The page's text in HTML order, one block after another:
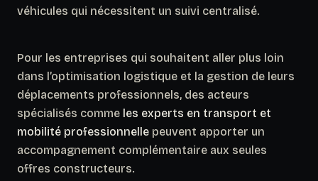
véhicules qui nécessitent un suivi centralisé.
Pour les entreprises qui souhaitent aller plus loin
dans l’optimisation logistique et la gestion de leurs
déplacements professionnels, des acteurs
spécialisés comme les experts en transport et
mobilité professionnelle peuvent apporter un
accompagnement complémentaire aux seules
offres constructeurs.